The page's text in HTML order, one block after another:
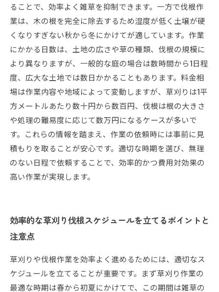
ることで、効率よく雑草を抑制できます。一方で伐根作
業は、木の根を完全に除去するため湿度が低く土壌が硬
くなりすぎない秋から冬にかけてが適しています。作業
にかかる日数は、土地の広さや草の種類、伐根の規模に
より異なりますが、一般的な庭の場合は数時間から1日程
度、広大な土地では数日かかることもあります。料金相
場は作業内容や地域によって変動しますが、草刈りは1平
方メートルあたり数十円から数百円、伐根は根の大きさ
や処理の難易度に応じて数万円になるケースが多いで
す。これらの情報を踏まえ、作業の依頼時には事前に見
積もりを取ることが安心です。適切な時期を選び、無理
のない日程で依頼することで、効率的かつ費用対効果の
高い作業が実現します。
効率的な草刈り伐根スケジュールを立てるポイントと
注意点
草刈りや伐根作業を効率よく進めるためには、適切なス
ケジュールを立てることが重要です。まず草刈り作業の
最適な時期は春から初夏にかけてで、この期間は雑草の